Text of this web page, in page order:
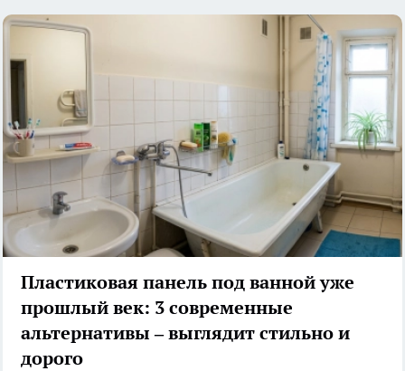
Пластиковая панель под ванной уже
прошлый век: 3 современные
альтернативы – выглядит стильно и
дорого